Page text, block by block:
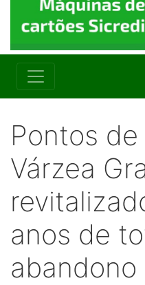
Pontos
Várzea
anos de
abandono